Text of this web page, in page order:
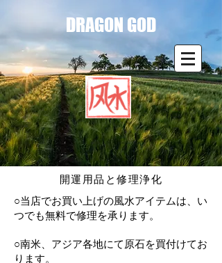
DRAGON GOD
開運用品と修理浄化
○当店でお買い上げの風水アイテムは、い
つでも無料で修理を承ります。
○南米、アジア各地にて原石を買付けてお
ります。